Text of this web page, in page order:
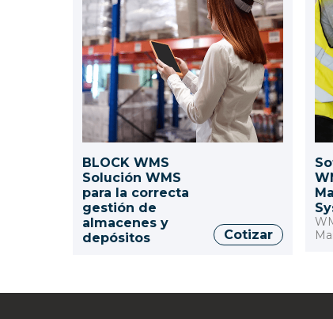
BLOCK WMS
Solución WMS
para la correcta
gestión de
almacenes y
depósitos
Cotizar